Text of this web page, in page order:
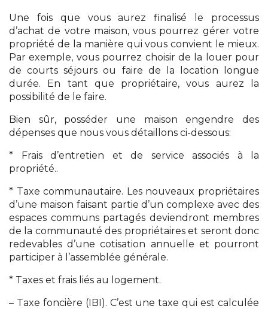
Une fois que vous aurez finalisé le processus
d’achat de votre maison, vous pourrez gérer votre
propriété de la manière qui vous convient le mieux.
Par exemple, vous pourrez choisir de la louer pour
de courts séjours ou faire de la location longue
durée. En tant que propriétaire, vous aurez la
possibilité de le faire.
Bien sûr, posséder une maison engendre des
dépenses que nous vous détaillons ci-dessous:
* Frais d’entretien et de service associés à la
propriété..
* Taxe communautaire. Les nouveaux propriétaires
d’une maison faisant partie d’un complexe avec des
espaces communs partagés deviendront membres
de la communauté des propriétaires et seront donc
redevables d’une cotisation annuelle et pourront
participer à l’assemblée générale.
* Taxes et frais liés au logement.
– Taxe foncière (IBI). C’est une taxe qui est calculée